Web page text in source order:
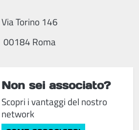
Non sei associato?
Scopri i vantaggi del nostro
network
Via Torino 146
00184 Roma